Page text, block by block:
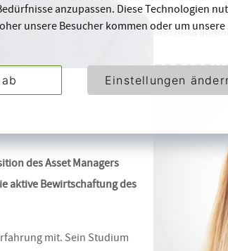
anzupassen. Diese Technologien
unsere Besucher kommen oder um unsere
Einstellungen
des Asset Managers
aktive Bewirtschaftung des
mit. Sein Studium
und in 38